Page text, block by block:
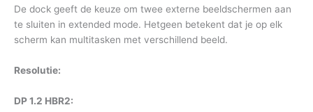
De dock geeft de keuze om twee externe beeldschermen aan
te sluiten in extended mode. Hetgeen betekent dat je op elk
scherm kan multitasken met verschillend beeld.
Resolutie:
DP 1.2 HBR2: